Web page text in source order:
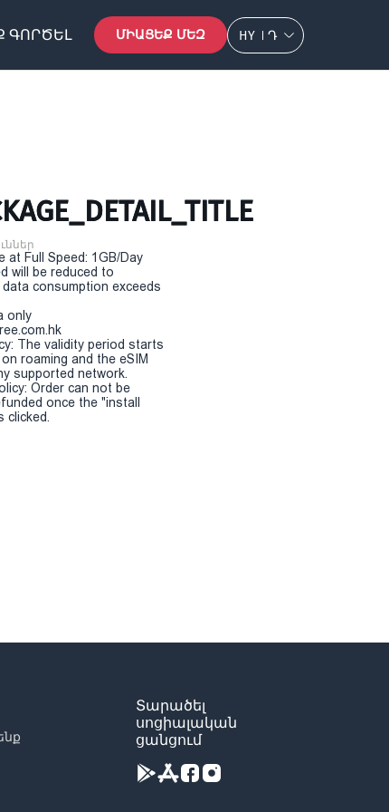
ԳՈՐԾԵԼ ՄԻԱՑԵՔ ՄԵԶ HY Դ
at Full Speed: 1GB/Day
will be reduced to
consumption exceeds
only
The validity period starts
roaming and the eSIM
supported network.
Order can not be
once the "install
clicked.
Տարածել
սոցիալական
ցանցում